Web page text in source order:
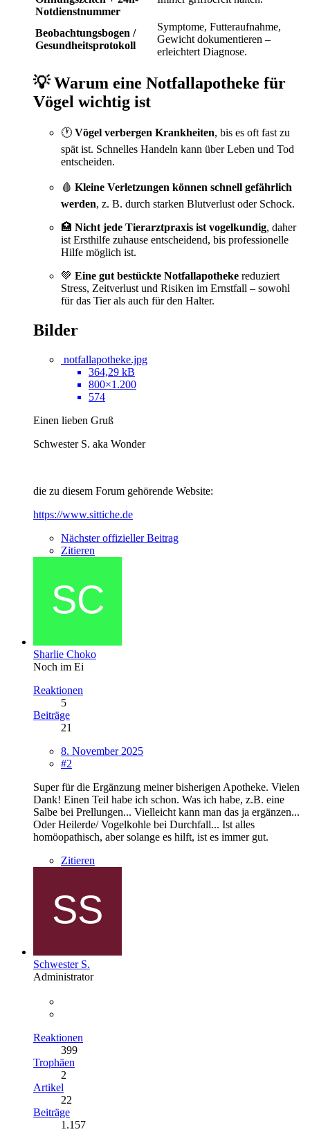
Notdienstnummer
Beobachtungsbogen /
Gesundheitsprotokoll
Symptome, Futteraufnahme,
Gewicht dokumentieren –
erleichtert Diagnose.
💡Warum eine Notfallapotheke für
Vögel wichtig ist
🕐 Vögel verbergen Krankheiten, bis es oft fast zu
spät ist. Schnelles Handeln kann über Leben und Tod
entscheiden.
🩸 Kleine Verletzungen können schnell gefährlich
werden, z. B. durch starken Blutverlust oder Schock.
🏥 Nicht jede Tierarztpraxis ist vogelkundig, daher
ist Ersthilfe zuhause entscheidend, bis professionelle
Hilfe möglich ist.
💚 Eine gut bestückte Notfallapotheke reduziert
Stress, Zeitverlust und Risiken im Ernstfall – sowohl
für das Tier als auch für den Halter.
Bilder
notfallapotheke.jpg
364,29 kB
800×1.200
574
Einen lieben Gruß
Schwester S. aka Wonder
die zu diesem Forum gehörende Website:
https://www.sittiche.de
Nächster offizieller Beitrag
Zitieren
Sharlie Choko
Noch im Ei
Reaktionen
5
Beiträge
21
8. November 2025
#2
Super für die Ergänzung meiner bisherigen Apotheke. Vielen
Dank! Einen Teil habe ich schon. Was ich habe, z.B. eine
Salbe bei Prellungen... Vielleicht kann man das ja ergänzen...
Oder Heilerde/ Vogelkohle bei Durchfall... Ist alles
homöopathisch, aber solange es hilft, ist es immer gut.
Zitieren
Schwester S.
Administrator
Reaktionen
399
Trophäen
2
Artikel
22
Beiträge
1.157